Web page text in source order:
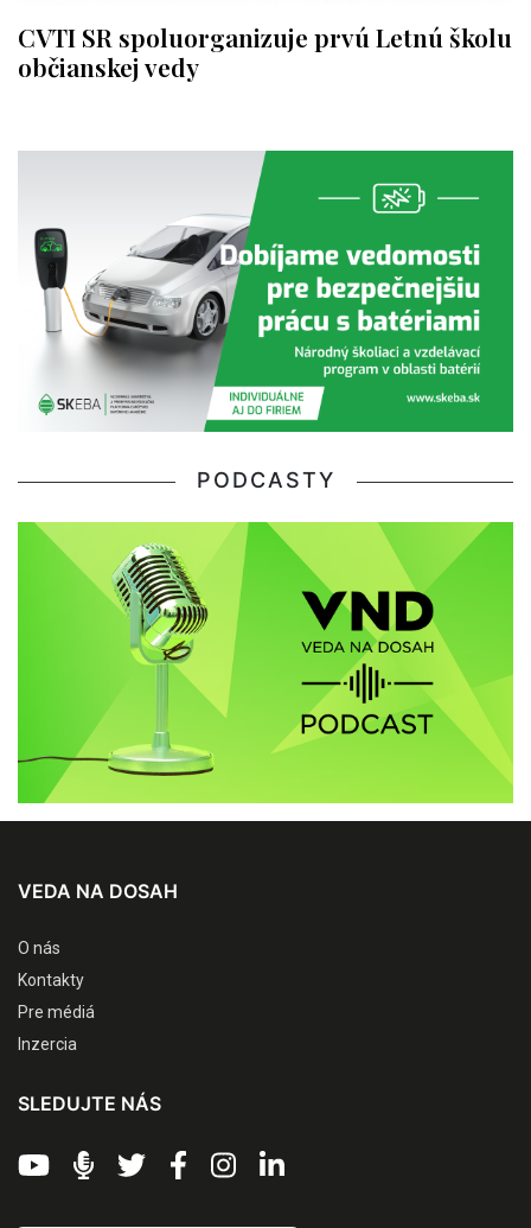
CVTI SR spoluorganizuje prvú Letnú školu
občianskej vedy
PODCASTY
VEDA NA DOSAH
O nás
Kontakty
Pre médiá
Inzercia
SLEDUJTE NÁS